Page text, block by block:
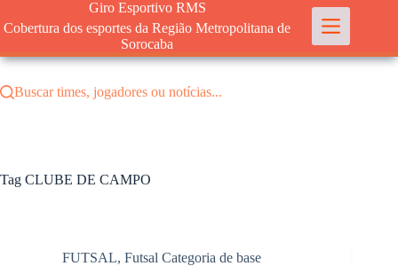
para
conteúdo
Giro Esportivo RMS
Cobertura dos esportes da Região Metropolitana de
Sorocaba
Buscar times, jogadores ou notícias...
Tag CLUBE DE CAMPO
FUTSAL, Futsal Categoria de base